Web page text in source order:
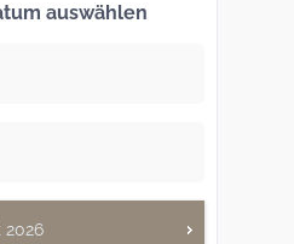
auswählen
2026